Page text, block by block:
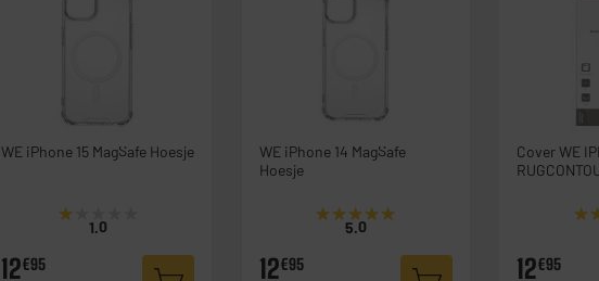
WE iPhone 15 MagSafe Hoesje
★★★★★
★★★★★
1.0
12€95
WE iPhone 14 MagSafe
Hoesje
★★★★★
★★★★★
5.0
12€95
Cover WE
12€95